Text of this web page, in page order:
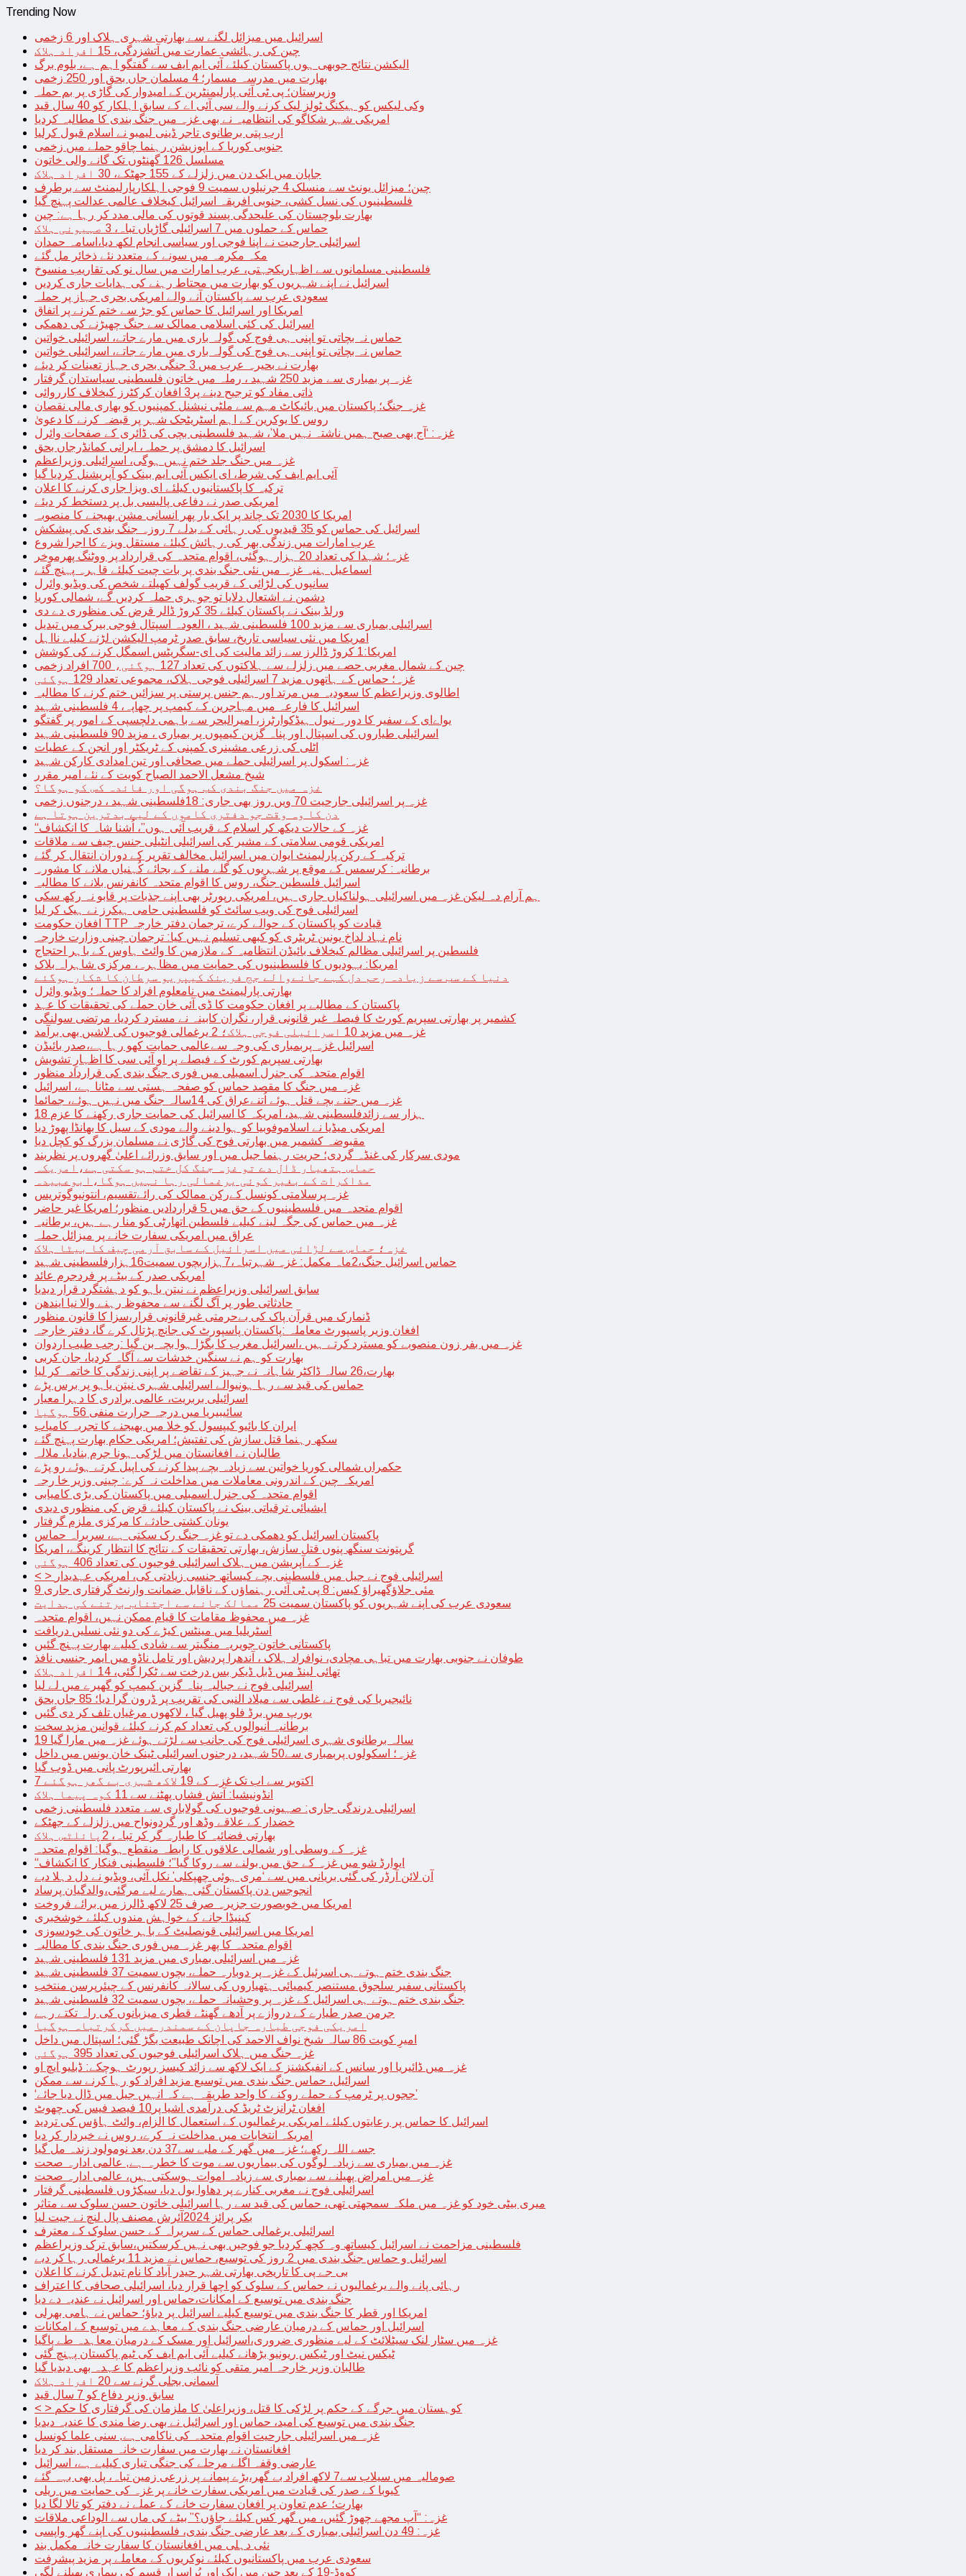
Trending Now
اسرائیل میں میزائل لگنے سے بھارتی شہری ہلاک اور 6 زخمی
چین کی رہائشی عمارت میں آتشزدگی، 15 افراد ہلاک
الیکشن نتائج جوبھی ہوں پاکستان کیلئے آئی ایم ایف سے گفتگو اہم ہے، بلوم برگ
بھارت میں مدرسہ مسمار؛ 4 مسلمان جاں بحق اور 250 زخمی
وزیرستان؛ پی ٹی آئی پارلیمنٹرین کے امیدوار کی گاڑی پر بم حملہ
وکی لیکس کو ہیکنگ ٹولز لیک کرنے والے سی آئی اے کے سابق اہلکار کو 40 سال قید
امریکی شہر شکاگو کی انتظامیہ نے بھی غزہ میں جنگ بندی کا مطالبہ کردیا
ارب پتی برطانوی تاجر ڈینی لیمبو نے اسلام قبول کرلیا
جنوبی کوریا کے اپوزیشن رہنما چاقو حملے میں زخمی
مسلسل 126 گھنٹوں تک گانے والی خاتون
جاپان میں ایک دن میں زلزلے کے 155 جھٹکے، 30 افراد ہلاک
چین؛ میزائل یونٹ سے منسلک 4 جرنیلوں سمیت 9 فوجی اہلکارپارلیمنٹ سے برطرف
فلسطینیوں کی نسل کشی، جنوبی افریقہ اسرائیل کیخلاف عالمی عدالت پہنچ گیا
بھارت بلوچستان کی علیحدگی پسند قوتوں کی مالی مدد کر رہا ہے: چین
حماس کے حملوں میں 7 اسرائیلی گاڑیاں تباہ، 3 صہیونی ہلاک
اسرائیلی جارحیت نے اپنا فوجی اور سیاسی انجام لکھ دیا،اسامہ حمدان
مکہ مکرمہ میں سونے کے متعدد نئے ذخائر مل گئے
فلسطینی مسلمانوں سے اظہاریکجہتی، عرب امارات میں سال نو کی تقاریب منسوخ
اسرائیل نے اپنے شہریوں کو بھارت میں محتاط رہنے کی ہدایات جاری کردیں
سعودی عرب سے پاکستان آنے والے امریکی بحری جہاز پر حملہ
امریکا اور اسرائیل کا حماس کو جڑ سے ختم کرنے پر اتفاق
اسرائیل کی کئی اسلامی ممالک سے جنگ چھیڑنے کی دھمکی
حماس نہ بچاتی تو اپنی ہی فوج کی گولہ باری میں مارے جاتے، اسرائیلی خواتین
حماس نہ بچاتی تو اپنی ہی فوج کی گولہ باری میں مارے جاتے، اسرائیلی خواتین
بھارت نے بحیرہ عرب میں 3 جنگی بحری جہاز تعینات کر دیئے
غزہ پر بمباری سے مزید 250 شہید ، رملہ میں خاتون فلسطینی سیاستدان گرفتار
ذاتی مفاد کو ترجیح دینے پر3 افغان کرکٹرز کیخلاف کارروائی
غزہ جنگ؛ پاکستان میں بائیکاٹ مہم سے ملٹی نیشنل کمپنیوں کو بھاری مالی نقصان
روس کا یوکرین کے اہم اسٹریٹجک شہر پر قبضہ کرنے کا دعویٰ
غزہ: ‘آج بھی صبح ہمیں ناشتہ نہیں ملا’، شہید فلسطینی بچی کی ڈائری کے صفحات وائرل
اسرائیل کا دمشق پر حملہ، ایرانی کمانڈرجاں بحق
غزہ میں جنگ جلد ختم نہیں ہوگی، اسرائیلی وزیراعظم
آئی ایم ایف کی شرط، ای ایکس آئی ایم بینک کو آپریشنل کردیا گیا
ترکیہ کا پاکستانیوں کیلئے ای ویزا جاری کرنے کا اعلان
امریکی صدر نے دفاعی پالیسی بل پر دستخط کر دیئے
امریکا کا 2030 تک چاند پر ایک بار پھر انسانی مشن بھیجنے کا منصوبہ
اسرائیل کی حماس کو 35 قیدیوں کی رہائی کے بدلے 7 روزہ جنگ بندی کی پیشکش
عرب امارات میں زندگی بھر کی رہائش کیلئے مستقل ویزے کا اجرا شروع
غزہ؛ شہدا کی تعداد 20 ہزار ہوگئی، اقوام متحدہ کی قرارداد پر ووٹنگ پھرموخر
اسماعیل ہنیہ غزہ میں نئی جنگ بندی پر بات چیت کیلئے قاہرہ پہنچ گئے
سانپوں کی لڑائی کے قریب گولف کھیلتے شخص کی ویڈیو وائرل
دشمن نے اشتعال دلایا تو جوہری حملہ کردیں گے، شمالی کوریا
ورلڈ بینک نے پاکستان کیلئے 35 کروڑ ڈالر قرض کی منظوری دے دی
اسرائیلی بمباری سے مزید 100 فلسطینی شہید ، العودہ اسپتال فوجی بیرک میں تبدیل
امریکا میں نئی سیاسی تاریخ، سابق صدر ٹرمپ الیکشن لڑنے کیلیے نااہل
امریکا:1 کروڑ ڈالرز سے زائد مالیت کی ای-سگریٹس اسمگل کرنے کی کوشش
چین کے شمال مغربی حصے میں زلزلے سے ہلاکتوں کی تعداد 127 ہوگئی، 700 افراد زخمی
غزہ؛ حماس کے ہاتھوں مزید 7 اسرائیلی فوجی ہلاک، مجموعی تعداد 129 ہوگئی
اطالوی وزیراعظم کا سعودیہ میں مرتد اور ہم جنس پرستی پر سزائیں ختم کرنے کا مطالبہ
اسرائیل کا فارعہ میں مہاجرین کے کیمپ پر چھاپہ، 4 فلسطینی شہید
یواےای کے سفیر کا دورہ نیول ہیڈکوارٹرز، امیرالبحر سے باہمی دلچسپی کے امور پر گفتگو
اسرائیلی طیاروں کی اسپتال اور پناہ گزین کیمپوں پر بمباری ، مزید 90 فلسطینی شہید
اٹلی کی زرعی مشینری کمپنی کے ٹریکٹر اور انجن کے عطیات
غزہ: اسکول پر اسرائیلی حملے میں صحافی اور تین امدادی کارکن شہید
شیخ مشعل الاحمد الصباح کویت کے نئے امیر مقرر
غزہ میں جنگ بندی کب ہوگی اور فائدہ کس کو ہوگا؟
غزہ پر اسرائیلی جارحیت 70 ویں روز بھی جاری: 18فلسطینی شہید ، درجنوں زخمی
دن کا وہ وقت جو دفتری کاموں کے لیے بدترین ہوتا ہے
“غزہ کے حالات دیکھ کر اسلام کے قریب آئی ہوں”، اُشنا شاہ کا انکشاف
امریکی قومی سلامتی کے مشیر کی اسرائیلی انٹیلی جنس چیف سے ملاقات
ترکیہ کے رکن پارلیمنٹ ایوان میں اسرائیل مخالف تقریر کے دوران انتقال کر گئے
برطانیہ: کرسمس کے موقع پر شہریوں کو گلے ملنے کے بجائے کُہنیاں ملانے کا مشورہ
اسرائیل فلسطین جنگ، روس کا اقوام متحدہ کانفرنس بلانے کا مطالبہ
ہم آرام دہ لیکن غزہ میں اسرائیلی ہولناکیاں جاری ہیں، امریکی رپورٹر بھی اپنے جذبات پر قابو نہ رکھ سکی
اسرائیلی فوج کی ویب سائٹ کو فلسطینی حامی ہیکرز نے ہیک کر لیا
افغان حکومت TTP قیادت کو پاکستان کے حوالے کرے، ترجمان دفتر خارجہ
نام نہاد لداخ یونین ٹریٹری کو کبھی تسلیم نہیں کیا: ترجمان چینی وزارت خارجہ
فلسطین پر اسرائیلی مظالم کیخلاف بائیڈن انتظامیہ کے ملازمین کا وائٹ ہاوس کے باہر احتجاج
امریکا: یہودیوں کا فلسطینیوں کی حمایت میں مظاہرہ، مرکزی شاہراہ بلاک
دنیا کے سب سے زیادہ رحم دل کہے جانےوالے جج فرینک کیپریو سرطان کا شکار ہوگئے
بھارتی پارلیمنٹ میں نامعلوم افراد کا حملہ؛ ویڈیو وائرل
پاکستان کے مطالبے پر افغان حکومت کا ڈی آئی خان حملے کی تحقیقات کا عہد
کشمیر پر بھارتی سپریم کورٹ کا فیصلہ غیر قانونی قرار، نگران کابینہ نے مسترد کردیا، مرتضی سولنگی
غزہ میں مزید 10 اسرائیلی فوجی ہلاک؛ 2 یرغمالی فوجیوں کی لاشیں بھی برآمد
اسرائیل غزہ پربمباری کی وجہ سےعالمی حمایت کھو رہا ہے،صدر بائیڈن
بھارتی سپریم کورٹ کے فیصلے پر او آئی سی کا اظہارِ تشویش
اقوام متحدہ کی جنرل اسمبلی میں فوری جنگ بندی کی قرارداد منظور
غزہ میں جنگ کا مقصد حماس کو صفحہ ہستی سے مٹانا ہے، اسرائیل
غزہ میں جتنے بچے قتل ہوئے اُتنےعراق کی 14سالہ جنگ میں نہیں ہوئے، جمائما
18 ہزار سے زائدفلسطینی شہید، امریکہ کا اسرائیل کی حمایت جاری رکھنے کا عزم
امریکی میڈیا نے اسلاموفوبیا کو ہوا دینے والے مودی کے سیل کا بھانڈا پھوڑ دیا
مقبوضہ کشمیر میں بھارتی فوج کی گاڑی نے مسلمان بزرگ کو کچل دیا
مودی سرکار کی غنڈہ گردی؛ حریت رہنما جیل میں اور سابق وزرائے اعلیٰ گھروں پر نظربند
حماس ہتھیار ڈال دے تو غزہ جنگ کل ختم ہو سکتی ہے،امریکہ
مذاکرات کے بغیر کوئی یرغمالی رہا نہیں ہوگا،ابوعبیدہ
غزہ پرسلامتی کونسل کےرکن ممالک کی رائےتقسیم، انتونیوگوتریس
اقوام متحدہ میں فلسطینیوں کے حق میں 5 قراردادیں منظور؛ امریکا غیر حاضر
غزہ میں حماس کی جگہ لینے کیلیے فلسطین اتھارٹی کو منا رہے ہیں، برطانیہ
عراق میں امریکی سفارت خانے پر میزائل حملہ
غزہ؛ حماس سے لڑائی میں اسرائیل کے سابق آرمی چیف کا بیٹا ہلاک
حماس اسرائیل جنگ،2ماہ مکمل: غزہ شہرتباہ،7ہزاربچوں سمیت16ہزارفلسطینی شہید
امریکی صدر کے بیٹے پر فردجرم عائد
سابق اسرائیلی وزیراعظم نے نیتن یاہو کو دہشتگرد قرار دیدیا
حادثاتی طور پر آگ لگنے سے محفوظ رہنے والا نیا ایندھن
ڈنمارک میں قرآن پاک کی بےحرمتی غیرقانونی قرار،سزا کا قانون منظور
افغان وزیر پاسپورٹ معاملہ :پاکستان پاسپورٹ کی جانچ پڑتال کرے گا، دفتر خارجہ
غزہ میں بفر زون منصوبے کو مسترد کرتے ہیں ،اسرائیل مغرب کا بگڑا ہوا بچہ بن گیا :رجب طیب اردوان
بھارت کو ہم نے سنگین خدشات سے آگاہ کردیا، جان کربی
بھارت،26 سالہ ڈاکٹر شاہانہ نے جہیز کے تقاضے پر اپنی زندگی کا خاتمہ کر لیا
حماس کی قید سے رہا ہونیوالے اسرائیلی شہری نیتن یاہو پر برس پڑے
اسرائیلی بربریت، عالمی برادری کا دہرا معیار
سائیبیریا میں درجہ حرارت منفی 56 ہوگیا
ایران کا بائیو کیپسول کو خلا میں بھیجنے کا تجربہ کامیاب
سکھ رہنما قتل سازش کی تفتیش؛ امریکی حکام بھارت پہنچ گئے
طالبان نے افغانستان میں لڑکی ہونا جرم بنادیا، ملالہ
حکمراں شمالی کوریا خواتین سے زیادہ بچے پیدا کرنے کی اپیل کرتے ہوئے رو پڑے
امریکہ چین کے اندرونی معاملات میں مداخلت نہ کرے: چینی وزیر خا رجہ
اقوام متحدہ کی جنرل اسمبلی میں پاکستان کی بڑی کامیابی
ایشیائی ترقیاتی بینک نے پاکستان کیلئے قرض کی منظوری دیدی
یونان کشتی حادثے کا مرکزی ملزم گرفتار
پاکستان اسرائیل کو دھمکی دے تو غزہ جنگ رک سکتی ہے، سربراہ حماس
گرپتونت سنگھ پنوں قتل سازش، بھارتی تحقیقات کے نتائج کا انتظار کرینگے، امریکا
غزہ کے آپریشن میں ہلاک اسرائیلی فوجیوں کی تعداد 406 ہوگئی
< > اسرائیلی فوج نے جیل میں فلسطینی بچے کیساتھ جنسی زیادتی کی، امریکی عہدیدار
9 مئی جلاؤگھیراؤ کیس: 8 پی ٹی آئی رہنماؤں کے ناقابل ضمانت وارنٹ گرفتاری جاری
سعودی عرب کی اپنے شہریوں کو پاکستان سمیت 25 ممالک جانے سے اجتناب برتنے کی ہدایت
غزہ میں محفوظ مقامات کا قیام ممکن نہیں، اقوام متحدہ
آسٹریلیا میں مینٹس کیڑے کی دو نئی نسلیں دریافت
پاکستانی خاتون جویریہ منگیتر سے شادی کیلیے بھارت پہنچ گئیں
طوفان نے جنوبی بھارت میں تباہی مچادی، نوافراد ہلاک ، آندھرا پردیش اور تامل ناڈو میں ایمر جنسی نافذ
تھائی لینڈ میں ڈبل ڈیکر بس درخت سے ٹکرا گئی، 14 افراد ہلاک
اسرائیلی فوج نے جبالیہ پناہ گزین کیمپ کو گھیرے میں لے لیا
نائیجیریا کی فوج نے غلطی سے میلاد النبی کی تقریب پر ڈرون گرا دیا؛ 85 جاں بحق
یورپ میں برڈ فلو پھیل گیا ، لاکھوں مرغیاں تلف کر دی گئیں
برطانیہ آنیوالوں کی تعداد کم کرنے کیلئے قوانین مزید سخت
19 سالہ برطانوی شہری اسرائیلی فوج کی جانب سے لڑتے ہوئے غزہ میں مارا گیا
غزہ؛ اسکولوں پربمباری سے50 شہید، درجنوں اسرائیلی ٹینک خان یونس میں داخل
بھارتی ائیرپورٹ پانی میں ڈوب گیا
7 اکتوبر سے اب تک غزہ کے 19 لاکھ شہری بے گھر ہوگئے
انڈونیشیا: آتش فشاں پھٹنے سے 11 کوہ پیما ہلاک
اسرائیلی درندگی جاری: صہیونی فوجیوں کی گولاباری سے متعدد فلسطینی زخمی
خضدار کے علاقے وڈھ اور گردونواح میں زلزلے کے جھٹکے
بھارتی فضائیہ کا طیارہ گر کر تباہ، 2پائلٹس ہلاک
غزہ کے وسطی اور شمالی علاقوں کا رابطہ منقطع ہوگیا: اقوام متحدہ
“ایوارڈ شو میں غزہ کے حق میں بولنے سے روکا گیا”؛ فلسطینی فنکار کا انکشاف
آن لائن آرڈر کی گئی بریانی میں سے ‘مری ہوئی چھپکلی’ نکل آئی، ویڈیو نے دل دہلا دیے
انجوجس دن پاکستان گئی ہمارے لیے مرگئی،والدگیان پرساد
امریکا میں خوبصورت جزیرہ صرف 25 لاکھ ڈالرز میں برائے فروخت
کینیڈا جانے کے خواہش مندوں کیلئے خوشخبری
امریکا میں اسرائیلی قونصلیٹ کے باہر خاتون کی خودسوزی
اقوام متحدہ کا پھر غزہ میں فوری جنگ بندی کا مطالبہ
غزہ میں اسرائیلی بمباری میں مزید 131 فلسطینی شہید
جنگ بندی ختم ہوتے ہی اسرئیل کے غزہ پر دوبارہ حملے، بچوں سمیت 37 فلسطینی شہید
پاکستانی سفیر سلجوق مستنصر کیمیائی ہتھیاروں کی سالانہ کانفرنس کے چیئرپرسن منتخب
جنگ بندی ختم ہوتے ہی اسرائیل کے غزہ پر وحشیانہ حملے، بچوں سمیت 32 فلسطینی شہید
جرمن صدر طیارے کے دروازے پر آدھے گھنٹے قطری میزبانوں کی راہ تکتے رہے
امریکی فوجی طیارہ جاپان کے سمندر میں گرکرتباہ ہوگیا
امیرِ کویت 86 سالہ شیخ نواف الاحمد کی اچانک طبیعت بگڑ گئی؛ اسپتال میں داخل
غزہ جنگ میں ہلاک اسرائیلی فوجیوں کی تعداد 395 ہوگئی
غزہ میں ڈائیریا اور سانس کے انفیکشنز کے ایک لاکھ سے زائد کیسز رپورٹ ہوچکے: ڈبلیو ایچ او
اسرائیل، حماس جنگ بندی میں توسیع مزید افراد کو رہا کرنے سے ممکن
‘ججوں پر ٹرمپ کے حملے روکنے کا واحد طریقہ ہے کہ انہیں جیل میں ڈال دیا جائے’
افغان ٹرانزٹ ٹریڈ کی درآمدی اشیا پر10 فیصد فیس کی چھوٹ
اسرائیل کا حماس پر رعایتوں کیلئے امریکی یرغمالیوں کے استعمال کا الزام، وائٹ ہاؤس کی تردید
امریکہ انتخابات میں مداخلت نہ کرے، روس نے خبردار کر دیا
جسے اللہ رکھے؛ غزہ میں گھر کے ملبے سے37 دن بعد نومولود زندہ مل گیا
غزہ میں بمباری سے زیادہ لوگوں کی بیماریوں سے موت کا خطرہ ہے, عالمی ادارہ صحت
غزہ میں امراض پھیلنے سے بمباری سے زیادہ اموات ہوسکتی ہیں، عالمی ادارہ صحت
اسرائیلی فوج نے مغربی کنارے پر دھاوا بول دیا، سیکڑوں فلسطینی گرفتار
میری بیٹی خود کو غزہ میں ملکہ سمجھتی تھی، حماس کی قید سے رہا اسرائیلی خاتون حسن سلوک سے متاثر
بکر پرائز 2024آئرش مصنف پال لنچ نے جیت لیا
اسرائیلی یرغمالی حماس کے سربراہ کے حسن سلوک کے معترف
فلسطینی مزاحمت نے اسرائیل کیساتھ وہ کچھ کردیا جو فوجیں بھی نہیں کرسکتیں،سابق ترک وزیراعظم
اسرائیل و حماس جنگ بندی میں 2 روز کی توسیع، حماس نے مزید 11 یرغمالی رہا کر دیے
بی جے پی کا تاریخی بھارتی شہر حیدر آباد کا نام تبدیل کرنے کا اعلان
رہائی پانے والے یرغمالیوں نے حماس کے سلوک کو اچھا قرار دیا، اسرائیلی صحافی کا اعتراف
جنگ بندی میں توسیع کے امکانات،حماس اور اسرائیل نے عندیہ دے دیا
امریکا اور قطر کا جنگ بندی میں توسیع کیلیے اسرائیل پر دباؤ؛ حماس نے ہامی بھرلی
اسرائیل اور حماس کے درمیان عارضی جنگ بندی کے معاہدے میں توسیع کے امکانات
غزہ میں سٹار لنک سیٹلائٹ کے لیے منظوری ضروری،اسرائیل اور مسک کے درمیان معاہدہ طے پاگیا
ٹیکس نیٹ اور ٹیکس ریونیو بڑھانے کیلیے آئی ایم ایف کی ٹیم پاکستان پہنچ گئی
طالبان وزیر خارجہ امیر متقی کو نائب وزیراعظم کا عہدہ بھی دیدیا گیا
آسمانی بجلی گرنے سے 20 افراد ہلاک
سابق وزیر دفاع کو 7 سال قید
< > کوہستان میں جرگے کے حکم پر لڑکی کا قتل، وزیراعلیٰ کا ملزمان کی گرفتاری کا حکم
جنگ بندی میں توسیع کی امید، حماس اور اسرائیل نے بھی رضا مندی کا عندیہ دیدیا
غزہ میں اسرائیلی جارحیت اقوام متحدہ کی ناکامی ہے, سنی علما کونسل
افغانستان نے بھارت میں سفارت خانہ مستقل بند کر دیا
عارضی وقفہ اگلے مرحلے کی جنگی تیاری کیلیے ہے، اسرائیل
صومالیہ میں سیلاب سے7 لاکھ افراد بے گھر،بڑے پیمانے پر زرعی زمین تباہ، پل بھی بہہ گئے
کیوبا کے صدر کی قیادت میں امریکی سفارت خانے پر غزہ کی حمایت میں ریلی
بھارت؛ عدم تعاون پر افغان سفارت خانے کے عملے نے دفتر کو تالا لگا دیا
غزہ: “آپ مجھے چھوڑ گئیں، میں گھر کس کیلئے جاؤں؟” بیٹے کی ماں سے الوداعی ملاقات
غزہ: 49 دن اسرائیلی بمباری کے بعد عارضی جنگ بندی، فلسطینیوں کی اپنے گھر واپسی
نئی دہلی میں افغانستان کا سفارت خانہ مکمل بند
سعودی عرب میں پاکستانیوں کیلئے نوکریوں کے معاملے پر مزید پیشرفت
کووڈ-19 کے بعد چین میں ایک اور پُراسرار قسم کی بیماری پھیلنے لگی